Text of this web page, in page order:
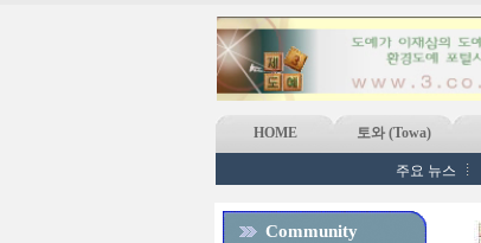
HOME 토와 (Towa)
주요 뉴스
Community